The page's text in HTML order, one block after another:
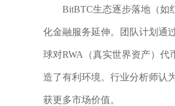
BitBTC生态逐步落地（如
化金融服务延伸。团队计划通
球对RWA（真实世界资产）代
造了有利环境。行业分析师认
获更多市场价值。